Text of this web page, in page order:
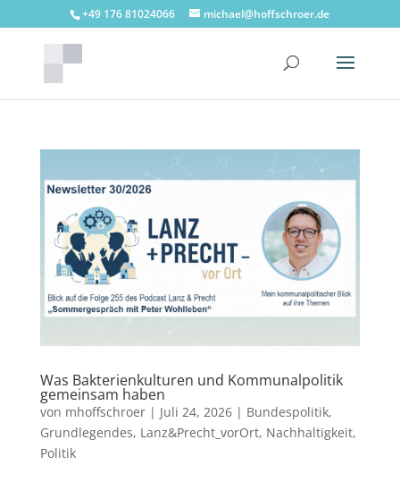
+49 176 81024066 michael@hoffschroer.de
Was Bakterienkulturen und Kommunalpolitik
gemeinsam haben
von mhoffschroer| Juli 24, 2026| Bundespolitik,
Grundlegendes, Lanz&Precht_vorOrt, Nachhaltigkeit,
Politik